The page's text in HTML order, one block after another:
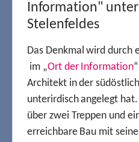
Information"
Stelenfeldes
Das Denkmal wird durch
im „Ort der Information
Architekt in der
unterirdisch angelegt
über zwei Treppen und
erreichbare Bau mit